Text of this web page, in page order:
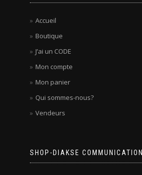
Accueil
Boutique
J’ai un CODE
Mon compte
Mon panier
Qui sommes-nous?
Vendeurs
SHOP-DIAKSE COMMUNICATION